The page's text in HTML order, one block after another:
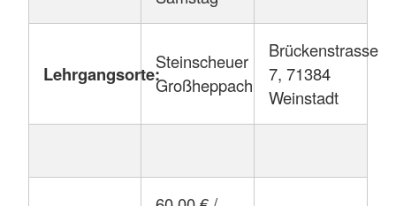
Lehrgangsorte:
Steinscheuer
Großheppach
Brückenstrasse
7, 71384
Weinstadt